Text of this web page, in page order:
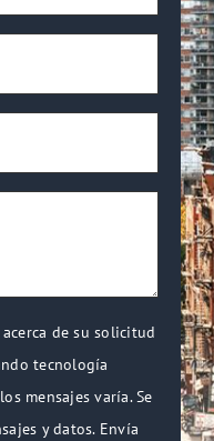
de su solicitud
tecnología
mensajes varía. Se
y datos. Envía